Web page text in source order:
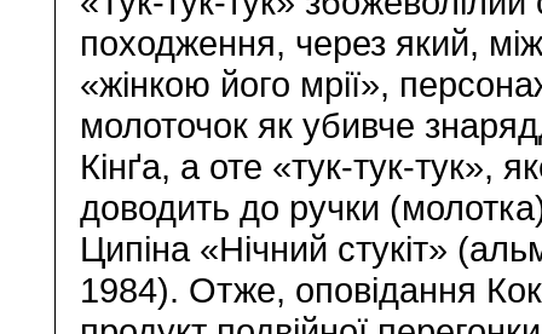
походження, через який,
«жінкою його мрії»,
молоточок як убивче
Кінґа, а оте «тук-тук-тук»,
доводить до ручки
Ципіна «Нічний стукіт»
1984). Отже, оповідання